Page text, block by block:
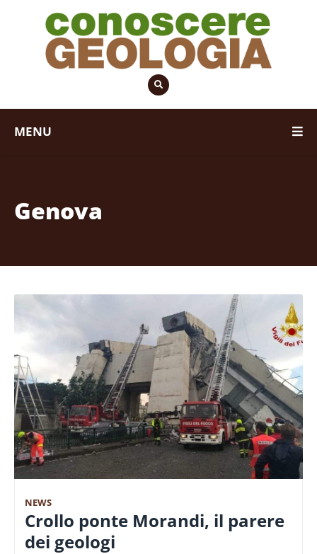
MENU
Genova
NEWS
Crollo ponte Morandi, il parere
dei geologi